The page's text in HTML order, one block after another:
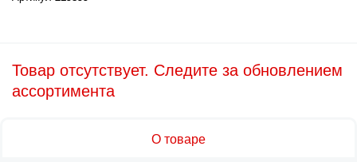
Товар отсутствует. Следите за обновлением
ассортимента
О товаре